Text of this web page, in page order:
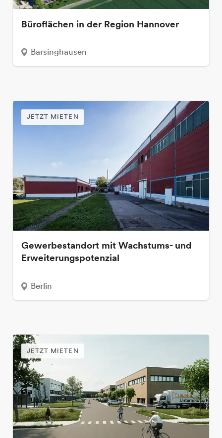
Büroflächen in der Region Hannover
Barsinghausen
JETZT MIETEN
Gewerbestandort mit Wachstums- und
Erweiterungspotenzial
Berlin
JETZT MIETEN